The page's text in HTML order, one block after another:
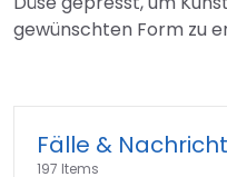
gewünschten Form zu
Fälle &
197 Items